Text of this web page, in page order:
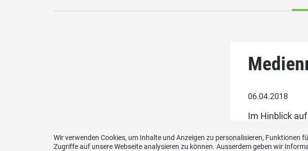
06.04.2018
Im Hinblick
Geschäfte zu
Wir verwenden Cookies, um Inhalte und Anzeigen zu personalisieren, Funktionen
Zugriffe auf unsere Webseite analysieren zu können. Ausserdem geben wir